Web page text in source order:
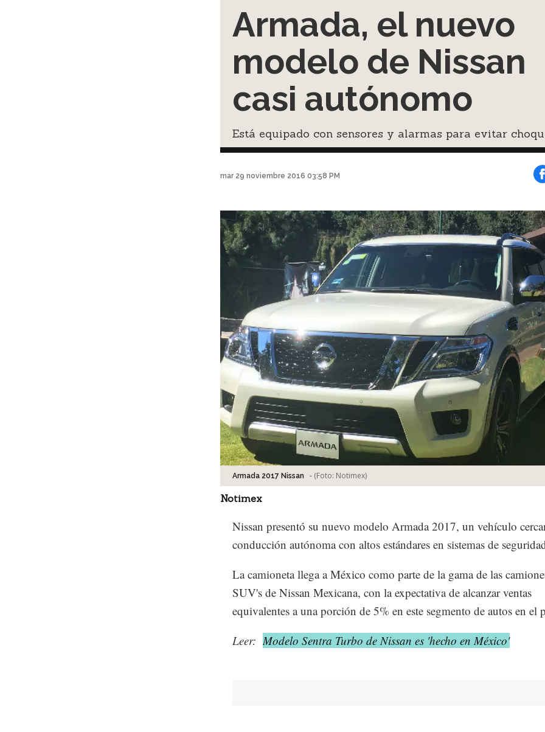
Armada, el nuevo
modelo de Nissan
casi autónomo
Está equipado con sensores y alarmas para evitar
mar 29 noviembre 2016 03:58 PM
Armada 2017 Nissan - (Foto: Notimex)
Notimex
Nissan presentó su nuevo modelo Armada 2017, un vehículo
conducción autónoma con altos estándares en sistemas de
La camioneta llega a México como parte de la gama de las
SUV's de Nissan Mexicana, con la expectativa de alcanzar ventas
equivalentes a una porción de 5% en este segmento de autos en el
Leer: Modelo Sentra Turbo de Nissan es 'hecho en México'